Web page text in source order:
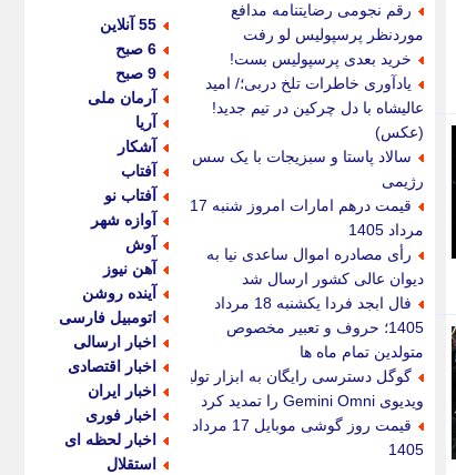
رقم نجومی رضایتنامه مدافع
موردنظر پرسپولیس لو رفت
خرید بعدی پرسپولیس بست!
یادآوری خاطرات تلخ دربی؛/ امید
عالیشاه با دل چرکین در تیم جدید!
(عکس)
سالاد پاستا و سبزیجات با یک سس
رژیمی
قیمت درهم امارات امروز شنبه 17
مرداد 1405
رأی مصادره اموال ساعدی نیا به
دیوان عالی کشور ارسال شد
فال ابجد فردا یکشنبه 18 مرداد
1405؛ حروف و تعبیر مخصوص
متولدین تمام ماه ها
گوگل دسترسی رایگان به ابزار تولید
ویدیوی Gemini Omni را تمدید کرد
قیمت روز گوشی موبایل 17 مرداد
1405
55 آنلاین
6 صبح
9 صبح
آرمان ملی
آریا
آشکار
آفتاب
آفتاب نو
آوازه شهر
آوش
آهن نیوز
آینده روشن
اتومبیل فارسی
اخبار ارسالی
اخبار اقتصادی
اخبار ایران
اخبار فوری
اخبار لحظه ای
استقلال